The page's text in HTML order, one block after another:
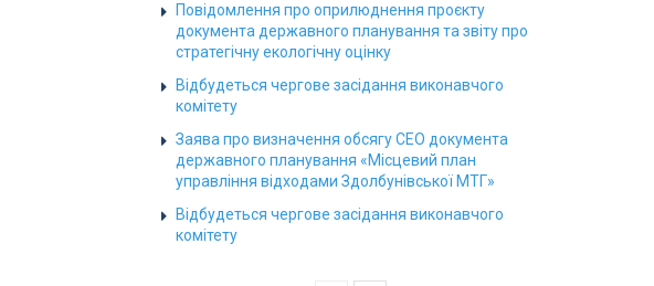
Повідомлення про оприлюднення проєкту
документа державного планування та звіту про
стратегічну екологічну оцінку
Відбудеться чергове засідання виконавчого
комітету
Заява про визначення обсягу СЕО документа
державного планування «Місцевий план
управління відходами Здолбунівської МТГ»
Відбудеться чергове засідання виконавчого
комітету